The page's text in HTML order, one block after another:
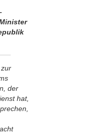
zur
der
hat,